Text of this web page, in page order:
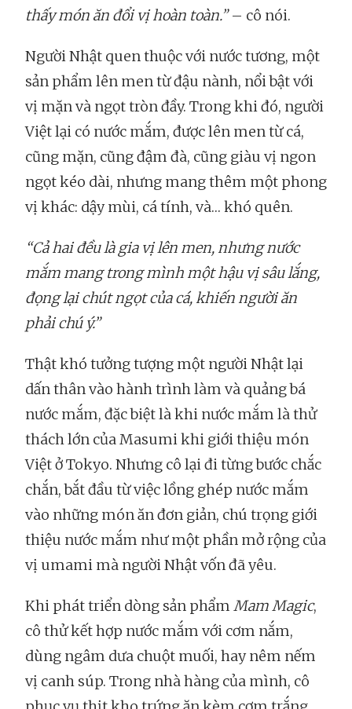
thấy món ăn đổi vị hoàn toàn.”– cô nói.
Người Nhật quen thuộc với nước tương, một
sản phẩm lên men từ đậu nành, nổi bật với
vị mặn và ngọt tròn đầy. Trong khi đó, người
Việt lại có nước mắm, được lên men từ cá,
cũng mặn, cũng đậm đà, cũng giàu vị ngon
ngọt kéo dài, nhưng mang thêm một phong
vị khác: dậy mùi, cá tính, và… khó quên.
“Cả hai đều là gia vị lên men, nhưng nước
mắm mang trong mình một hậu vị sâu lắng,
đọng lại chút ngọt của cá, khiến người ăn
phải chú ý.”
Thật khó tưởng tượng một người Nhật lại
dấn thân vào hành trình làm và quảng bá
nước mắm, đặc biệt là khi nước mắm là thử
thách lớn của Masumi khi giới thiệu món
Việt ở Tokyo. Nhưng cô lại đi từng bước chắc
chắn, bắt đầu từ việc lồng ghép nước mắm
vào những món ăn đơn giản, chú trọng giới
thiệu nước mắm như một phần mở rộng của
vị umami mà người Nhật vốn đã yêu.
Khi phát triển dòng sản phẩm Mam Magic,
cô thử kết hợp nước mắm với cơm nắm,
dùng ngâm dưa chuột muối, hay nêm nếm
vị canh súp. Trong nhà hàng của mình, cô